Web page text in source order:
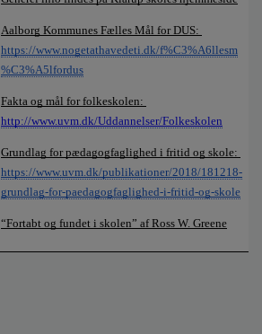
https://www.nogetathavedeti.dk/f%C3%A6llesm
%C3%A5lfordus
http://www.uvm.dk/Uddannelser/Folkeskolen
https://www.uvm.dk/publikationer/2018/181218-
grundlag-for-paedagogfaglighed-i-fritid-og-skole
“Fortabt og fundet i skolen” af Ross W. Greene